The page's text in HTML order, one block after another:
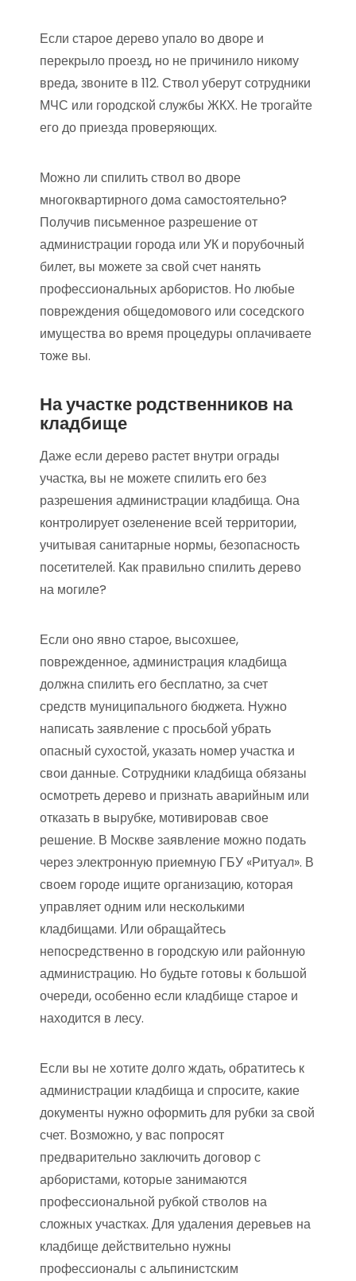
Если старое дерево упало во дворе и
перекрыло проезд, но не причинило никому
вреда, звоните в 112. Ствол уберут сотрудники
МЧС или городской службы ЖКХ. Не трогайте
его до приезда проверяющих.
Можно ли спилить ствол во дворе
многоквартирного дома самостоятельно?
Получив письменное разрешение от
администрации города или УК и порубочный
билет, вы можете за свой счет нанять
профессиональных арбористов. Но любые
повреждения общедомового или соседского
имущества во время процедуры оплачиваете
тоже вы.
На участке родственников на
кладбище
Даже если дерево растет внутри ограды
участка, вы не можете спилить его без
разрешения администрации кладбища. Она
контролирует озеленение всей территории,
учитывая санитарные нормы, безопасность
посетителей. Как правильно спилить дерево
на могиле?
Если оно явно старое, высохшее,
поврежденное, администрация кладбища
должна спилить его бесплатно, за счет
средств муниципального бюджета. Нужно
написать заявление с просьбой убрать
опасный сухостой, указать номер участка и
свои данные. Сотрудники кладбища обязаны
осмотреть дерево и признать аварийным или
отказать в вырубке, мотивировав свое
решение. В Москве заявление можно подать
через электронную приемную ГБУ «Ритуал». В
своем городе ищите организацию, которая
управляет одним или несколькими
кладбищами. Или обращайтесь
непосредственно в городскую или районную
администрацию. Но будьте готовы к большой
очереди, особенно если кладбище старое и
находится в лесу.
Если вы не хотите долго ждать, обратитесь к
администрации кладбища и спросите, какие
документы нужно оформить для рубки за свой
счет. Возможно, у вас попросят
предварительно заключить договор с
арбористами, которые занимаются
профессиональной рубкой стволов на
сложных участках. Для удаления деревьев на
кладбище действительно нужны
профессионалы с альпинистским